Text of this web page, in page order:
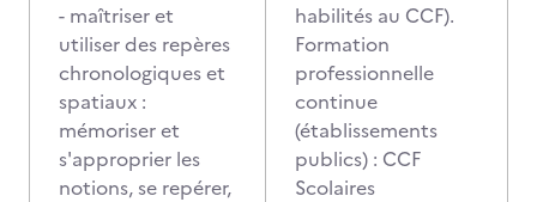
- maîtriser et
utiliser des repères
chronologiques et
spatiaux :
mémoriser et
s'approprier les
notions, se repérer,
habilités au CCF).
Formation
professionnelle
continue
(établissements
publics) : CCF
Scolaires